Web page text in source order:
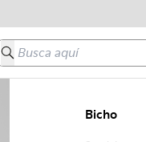
Busca aquí
Bicho